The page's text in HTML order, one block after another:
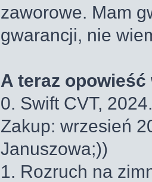
zaworowe. Mam
gwarancji, nie
A teraz opowieść
0. Swift CVT,
Zakup: wrzesień
Januszowa;))
1. Rozruch na